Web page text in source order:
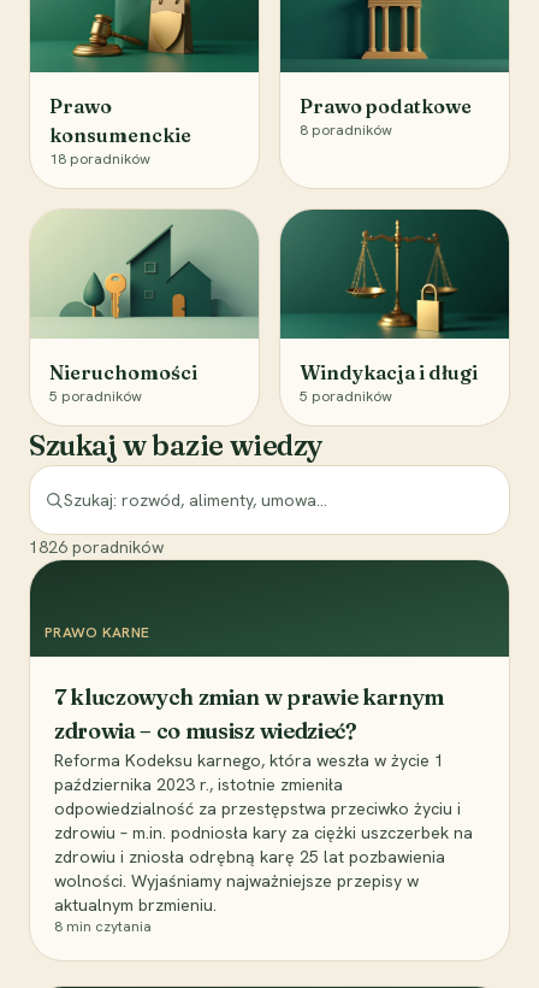
Prawo
konsumenckie
18 poradników
Prawo podatkowe
8 poradników
Nieruchomości
5 poradników
Windykacja i długi
5 poradników
Szukaj w bazie wiedzy
1826 poradników
PRAWO KARNE
7 kluczowych zmian w prawie karnym
zdrowia – co musisz wiedzieć?
Reforma Kodeksu karnego, która weszła w życie 1
października 2023 r., istotnie zmieniła
odpowiedzialność za przestępstwa przeciwko życiu i
zdrowiu – m.in. podniosła kary za ciężki uszczerbek na
zdrowiu i zniosła odrębną karę 25 lat pozbawienia
wolności. Wyjaśniamy najważniejsze przepisy w
aktualnym brzmieniu.
8 min czytania